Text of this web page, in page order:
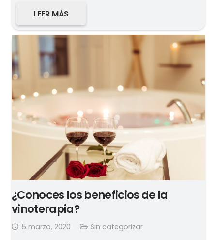
LEER MÁS
¿Conoces los beneficios de la
vinoterapia?
5 marzo, 2020 Sin categorizar